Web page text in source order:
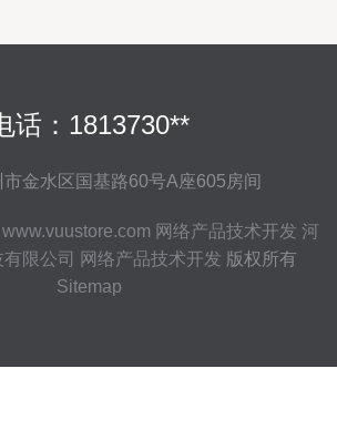
话：1813730**
金水区国基路60号A座605房间
www.vuustore.com 网络产品技术开发 河
限公司
网络产品技术开发 版权所有
Sitemap